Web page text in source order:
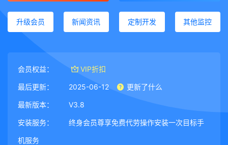
升级会员 新闻资讯 定制开发 其他监控
会员权益： VIP折扣
最后更新： 2025-06-12 更新了什么
最新版本： V3.8
安装服务： 终身会员尊享免费代劳操作安装一次目标手
机服务